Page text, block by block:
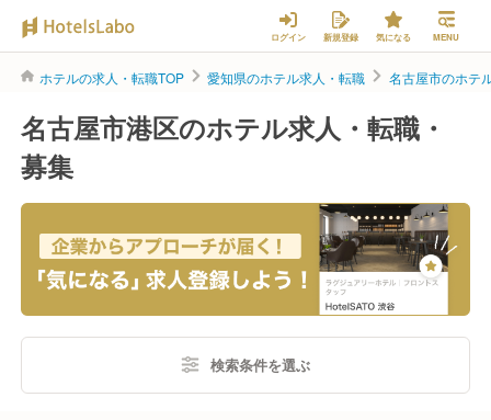
ログイン 新規登録 気になる MENU
ホテルの求人・転職TOP 愛知県のホテル求人・転職 名古屋市のホテ
名古屋市港区のホテル求人・転職・
募集
検索条件を選ぶ